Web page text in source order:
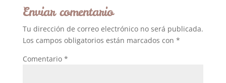
Enviar comentario
Tu dirección de correo electrónico no será publicada.
Los campos obligatorios están marcados con *
Comentario *